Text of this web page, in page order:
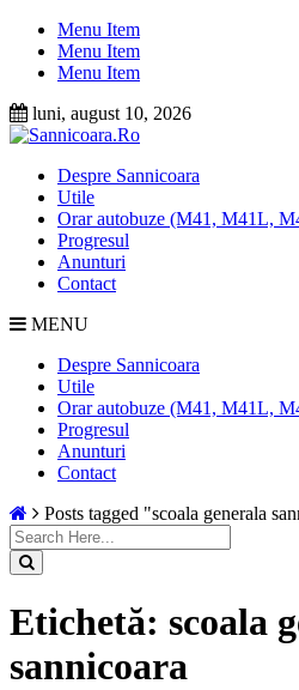
Skip
content
Menu Item
Menu Item
Menu Item
luni, august 10, 2026
Despre Sannicoara
Utile
Orar autobuze (M41, M41L,
Progresul
Anunturi
Contact
MENU
Despre Sannicoara
Utile
Orar autobuze (M41, M41L,
Progresul
Anunturi
Contact
Posts tagged "scoala generala
Etichetă: scoala
sannicoara